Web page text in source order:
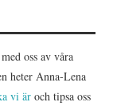
oss av våra
heter Anna-Lena
vi är och tipsa oss